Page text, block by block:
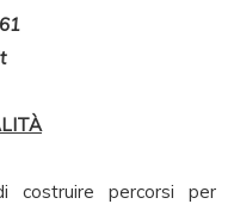
percorsi per